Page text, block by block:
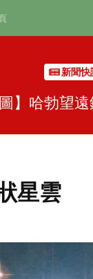
新聞快
圖】哈勃望
星雲